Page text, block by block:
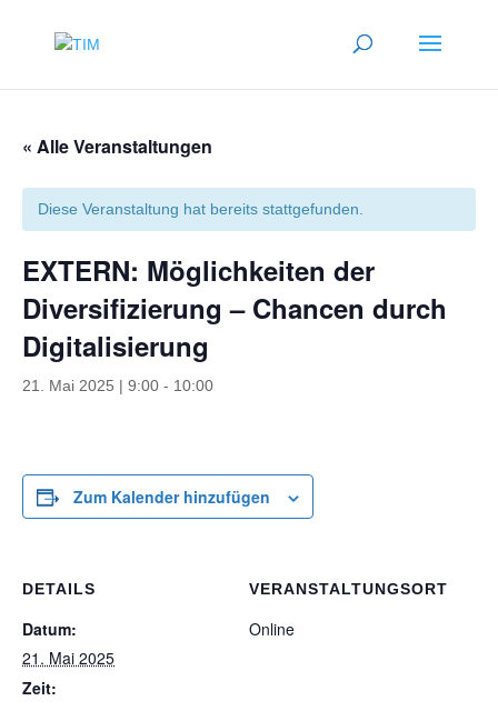
« Alle Veranstaltungen
Diese Veranstaltung hat bereits stattgefunden.
EXTERN: Möglichkeiten der
Diversifizierung – Chancen durch
Digitalisierung
21. Mai 2025 | 9:00 - 10:00
Zum Kalender hinzufügen
DETAILS
Datum:
21. Mai 2025
Zeit:
VERANSTALTUNGSORT
Online